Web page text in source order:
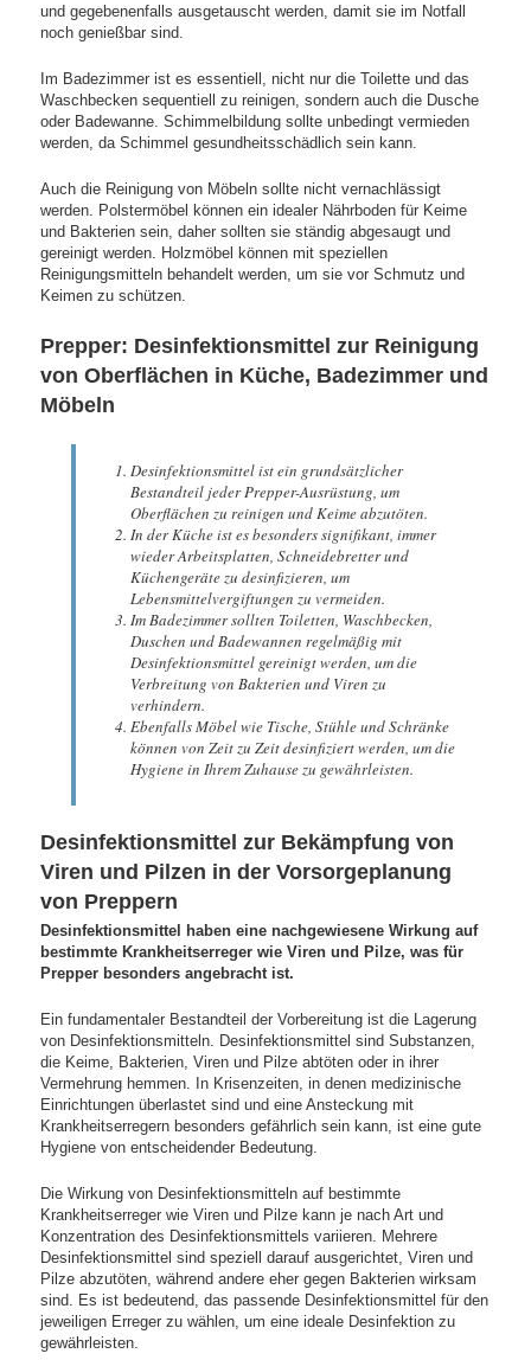
und gegebenenfalls ausgetauscht werden, damit sie im Notfall
noch genießbar sind.
Im Badezimmer ist es essentiell, nicht nur die Toilette und das
Waschbecken sequentiell zu reinigen, sondern auch die Dusche
oder Badewanne. Schimmelbildung sollte unbedingt vermieden
werden, da Schimmel gesundheitsschädlich sein kann.
Auch die Reinigung von Möbeln sollte nicht vernachlässigt
werden. Polstermöbel können ein idealer Nährboden für Keime
und Bakterien sein, daher sollten sie ständig abgesaugt und
gereinigt werden. Holzmöbel können mit speziellen
Reinigungsmitteln behandelt werden, um sie vor Schmutz und
Keimen zu schützen.
Prepper: Desinfektionsmittel zur Reinigung
von Oberflächen in Küche, Badezimmer und
Möbeln
Desinfektionsmittel ist ein grundsätzlicher
Bestandteil jeder Prepper-Ausrüstung, um
Oberflächen zu reinigen und Keime abzutöten.
In der Küche ist es besonders signifikant, immer
wieder Arbeitsplatten, Schneidebretter und
Küchengeräte zu desinfizieren, um
Lebensmittelvergiftungen zu vermeiden.
Im Badezimmer sollten Toiletten, Waschbecken,
Duschen und Badewannen regelmäßig mit
Desinfektionsmittel gereinigt werden, um die
Verbreitung von Bakterien und Viren zu
verhindern.
Ebenfalls Möbel wie Tische, Stühle und Schränke
können von Zeit zu Zeit desinfiziert werden, um die
Hygiene in Ihrem Zuhause zu gewährleisten.
Desinfektionsmittel zur Bekämpfung von
Viren und Pilzen in der Vorsorgeplanung
von Preppern
Desinfektionsmittel haben eine nachgewiesene Wirkung auf
bestimmte Krankheitserreger wie Viren und Pilze, was für
Prepper besonders angebracht ist.
Ein fundamentaler Bestandteil der Vorbereitung ist die Lagerung
von Desinfektionsmitteln. Desinfektionsmittel sind Substanzen,
die Keime, Bakterien, Viren und Pilze abtöten oder in ihrer
Vermehrung hemmen. In Krisenzeiten, in denen medizinische
Einrichtungen überlastet sind und eine Ansteckung mit
Krankheitserregern besonders gefährlich sein kann, ist eine gute
Hygiene von entscheidender Bedeutung.
Die Wirkung von Desinfektionsmitteln auf bestimmte
Krankheitserreger wie Viren und Pilze kann je nach Art und
Konzentration des Desinfektionsmittels variieren. Mehrere
Desinfektionsmittel sind speziell darauf ausgerichtet, Viren und
Pilze abzutöten, während andere eher gegen Bakterien wirksam
sind. Es ist bedeutend, das passende Desinfektionsmittel für den
jeweiligen Erreger zu wählen, um eine ideale Desinfektion zu
gewährleisten.